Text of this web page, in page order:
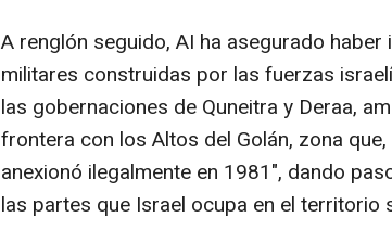
A renglón seguido, AI ha asegurado
militares construidas por las fuerzas
las gobernaciones de Quneitra y Deraa,
frontera con los Altos del Golán, zona
anexionó ilegalmente en 1981", dando
las partes que Israel ocupa en el territorio